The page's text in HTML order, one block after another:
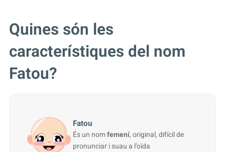
Quines són les
característiques del nom
Fatou?
Fatou
És un nomfemení, original, difícil de
pronunciar i suau a l’oïda